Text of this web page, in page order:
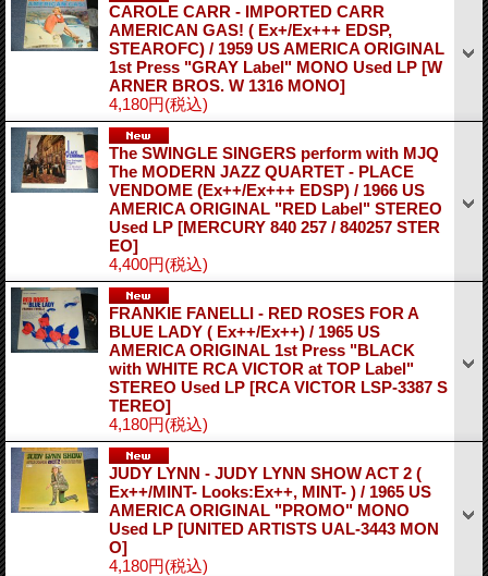
CAROLE CARR - IMPORTED CARR
AMERICAN GAS! ( Ex+/Ex+++ EDSP,
STEAROFC) / 1959 US AMERICA ORIGINAL
1st Press "GRAY Label" MONO Used LP [W
ARNER BROS. W 1316 MONO]
4,180円(税込)
The SWINGLE SINGERS perform with MJQ
The MODERN JAZZ QUARTET - PLACE
VENDOME (Ex++/Ex+++ EDSP) / 1966 US
AMERICA ORIGINAL "RED Label" STEREO
Used LP [MERCURY 840 257 / 840257 STER
EO]
4,400円(税込)
FRANKIE FANELLI - RED ROSES FOR A
BLUE LADY ( Ex++/Ex++) / 1965 US
AMERICA ORIGINAL 1st Press "BLACK
with WHITE RCA VICTOR at TOP Label"
STEREO Used LP [RCA VICTOR LSP-3387 S
TEREO]
4,180円(税込)
JUDY LYNN - JUDY LYNN SHOW ACT 2 (
Ex++/MINT- Looks:Ex++, MINT- ) / 1965 US
AMERICA ORIGINAL "PROMO" MONO
Used LP [UNITED ARTISTS UAL-3443 MON
O]
4,180円(税込)